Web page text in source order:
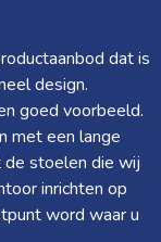
dat is
design.
goed voorbeeld.
met een lange
de stoelen die wij
inrichten op
word waar u